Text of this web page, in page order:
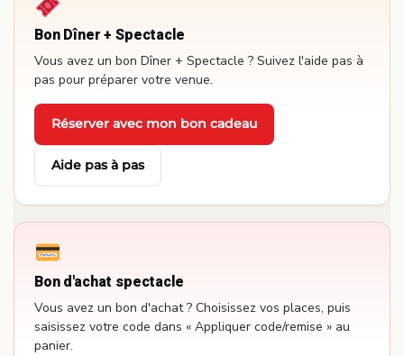
Bon Dîner + Spectacle
Vous avez un bon Dîner + Spectacle ? Suivez l'aide pas à
pas pour préparer votre venue.
Réserver avec mon bon cadeau
· Aide pas à pas
Bon d'achat spectacle
Vous avez un bon d'achat ? Choisissez vos places, puis
saisissez votre code dans « Appliquer code/remise » au
panier.